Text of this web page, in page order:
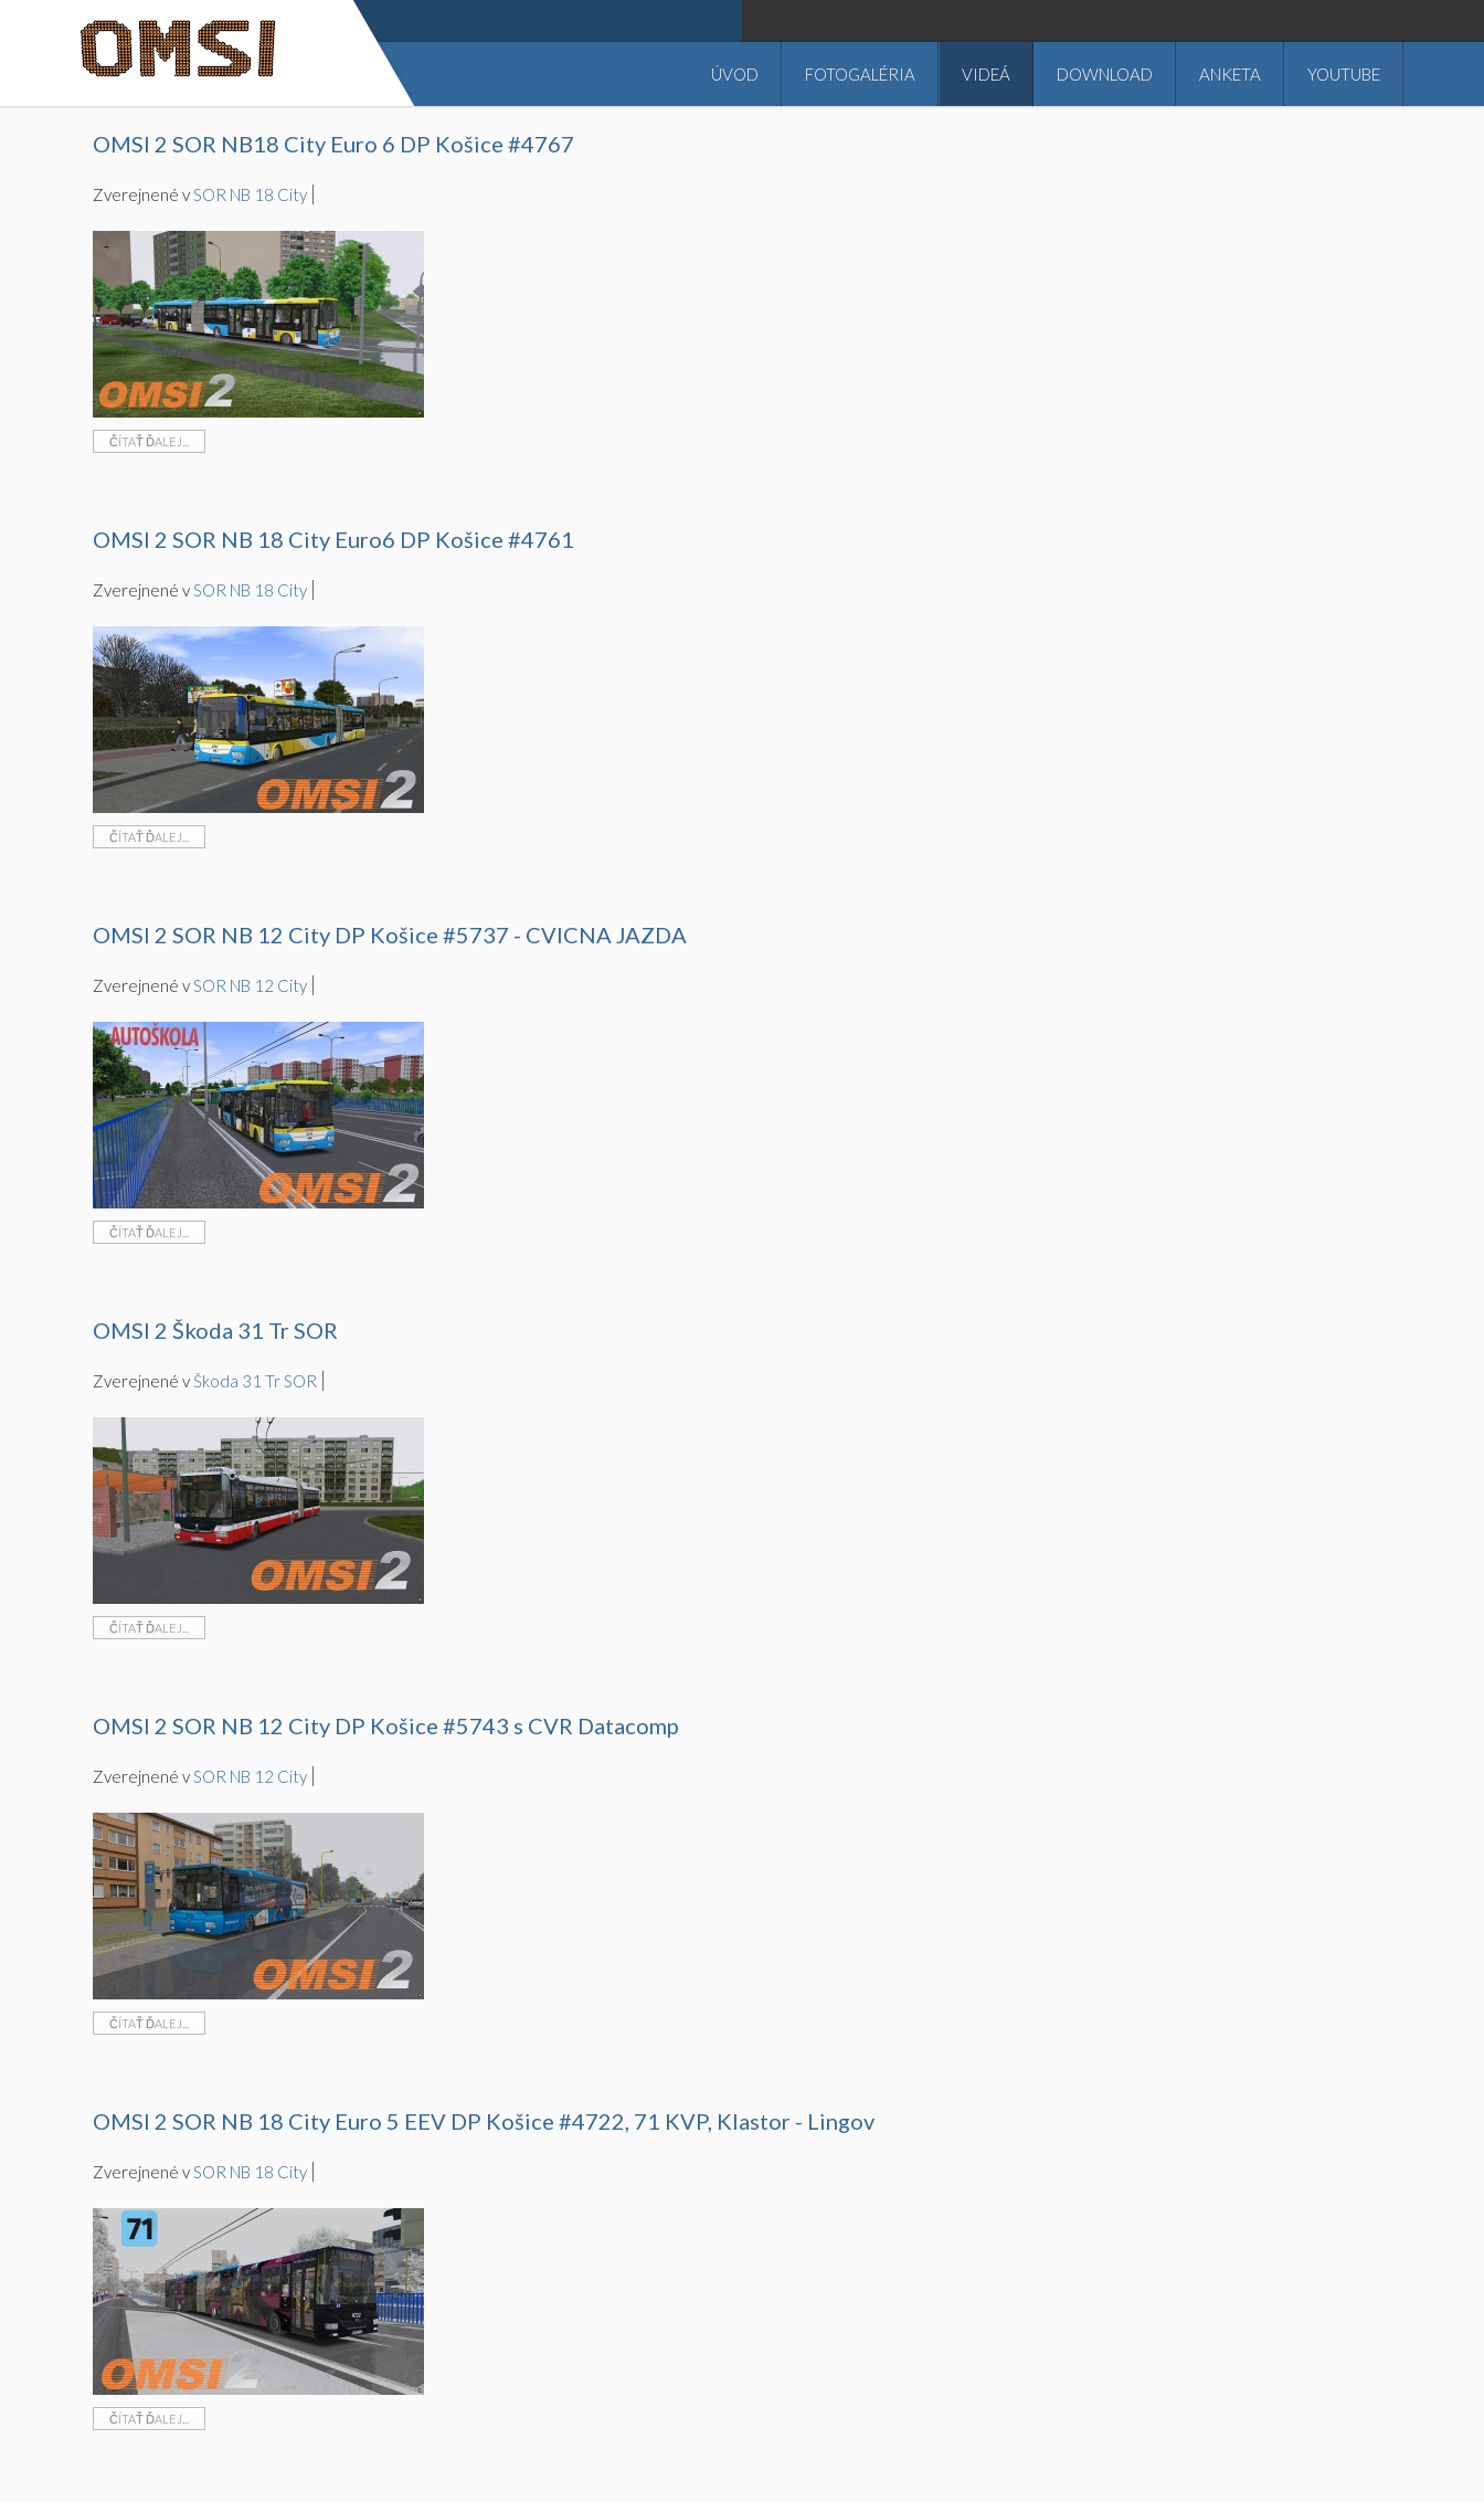
ÚVOD FOTOGALÉRIA VIDEÁ DOWNLOAD ANKETA YOUTUBE
OMSI 2 SOR NB18 City Euro 6 DP Košice #4767
Zverejnené vSOR NB 18 City
ČÍTAŤ ĎALEJ...
OMSI 2 SOR NB 18 City Euro6 DP Košice #4761
Zverejnené vSOR NB 18 City
ČÍTAŤ ĎALEJ...
OMSI 2 SOR NB 12 City DP Košice #5737 - CVICNA JAZDA
Zverejnené vSOR NB 12 City
ČÍTAŤ ĎALEJ...
OMSI 2 Škoda 31 Tr SOR
Zverejnené vŠkoda 31 Tr SOR
ČÍTAŤ ĎALEJ...
OMSI 2 SOR NB 12 City DP Košice #5743 s CVR Datacomp
Zverejnené vSOR NB 12 City
ČÍTAŤ ĎALEJ...
OMSI 2 SOR NB 18 City Euro 5 EEV DP Košice #4722, 71 KVP, Klastor - Lingov
Zverejnené vSOR NB 18 City
ČÍTAŤ ĎALEJ...